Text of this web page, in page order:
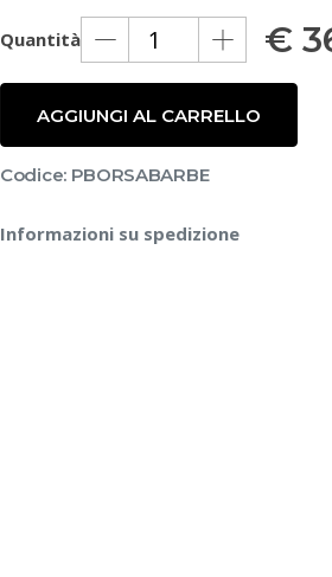
Quantità €
AGGIUNGI AL CARRELLO
Codice: PBORSABARBE
Informazioni su spedizione